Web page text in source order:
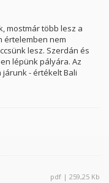
mostmár több lesz a
értelemben nem
lesz. Szerdán és
lépünk pályára. Az
- értékelt Bali
pdf | 259,25 Kb